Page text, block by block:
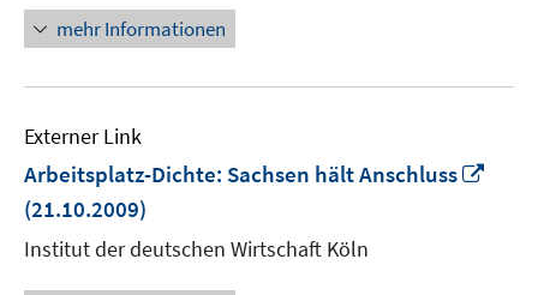
mehr Informationen
Externer Link
Arbeitsplatz-Dichte: Sachsen hält Anschluss
(21.10.2009)
Institut der deutschen Wirtschaft Köln